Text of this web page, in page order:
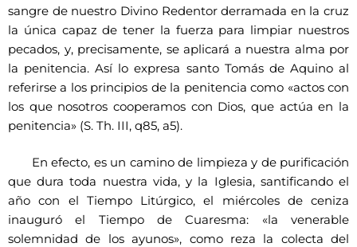
sangre de nuestro Divino Redentor derramada en la cruz
la única capaz de tener la fuerza para limpiar nuestros
pecados, y, precisamente, se aplicará a nuestra alma por
la penitencia. Así lo expresa santo Tomás de Aquino al
referirse a los principios de la penitencia como «actos con
los que nosotros cooperamos con Dios, que actúa en la
penitencia» (S. Th. III, q85, a5).
En efecto, es un camino de limpieza y de purificación
que dura toda nuestra vida, y la Iglesia, santificando el
año con el Tiempo Litúrgico, el miércoles de ceniza
inauguró el Tiempo de Cuaresma: «la venerable
solemnidad de los ayunos», como reza la colecta del